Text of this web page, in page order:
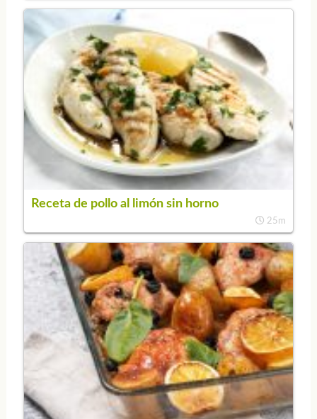
Receta de pollo al limón sin horno
25m